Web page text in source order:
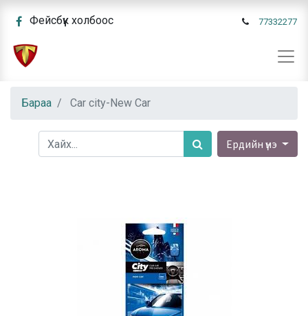
Фейсбүүк холбоос 77332277
Бараа Car city-New Car
Ердийн үнэ